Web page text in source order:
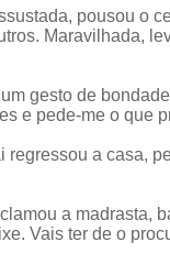
pousou o
Maravilhada,
gesto de
e pede-me o que
regressou a casa,
a madrasta,
Vais ter de o